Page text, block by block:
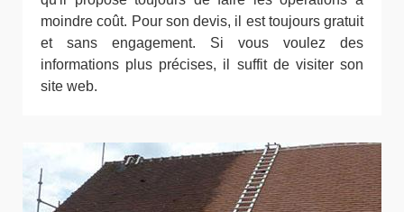
moindre coût. Pour son devis, il est toujours gratuit
et sans engagement. Si vous voulez des
informations plus précises, il suffit de visiter son
site web.